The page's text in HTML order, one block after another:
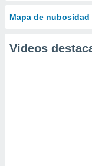
Mapa de nubosidad
Videos